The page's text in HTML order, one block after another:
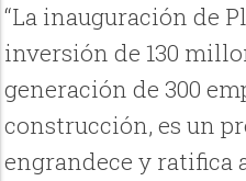
“La inauguración de
inversión de 130
generación de 300
construcción, es un
engrandece y ratifica